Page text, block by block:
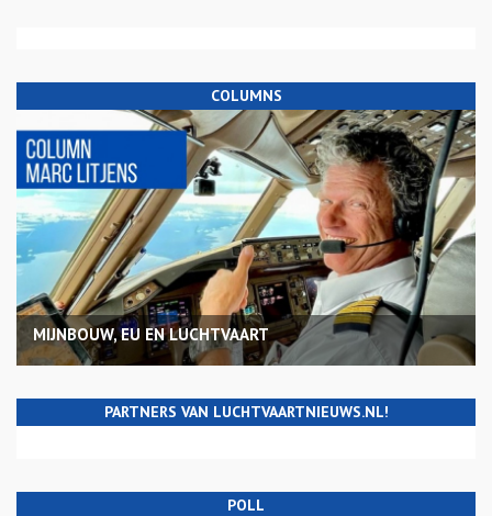
COLUMNS
MIJNBOUW, EU EN LUCHTVAART
PARTNERS VAN LUCHTVAARTNIEUWS.NL!
POLL